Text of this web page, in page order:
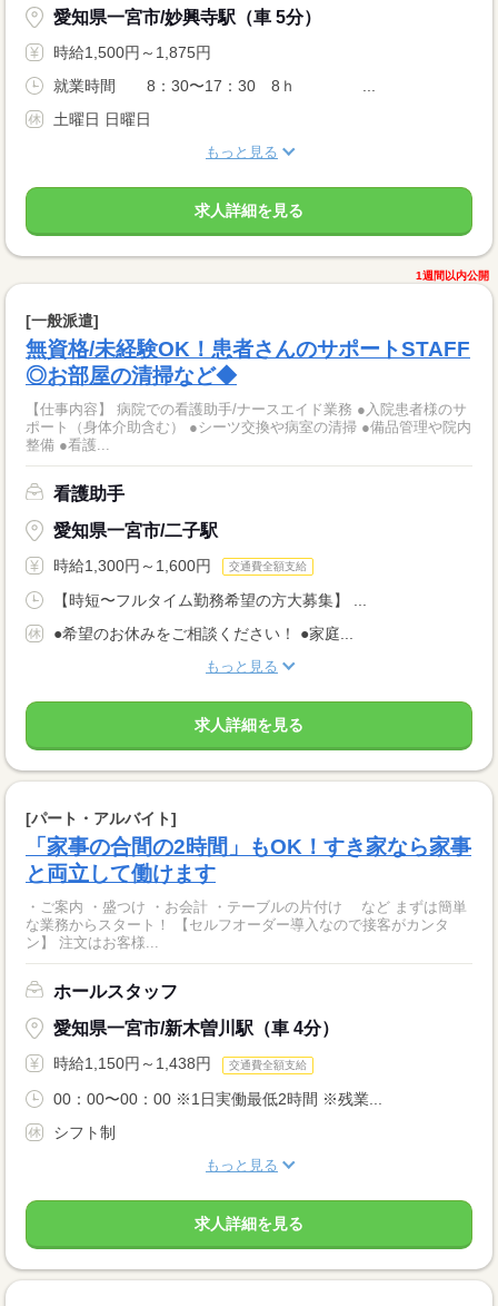
愛知県一宮市/妙興寺駅（車 5分）
時給1,500円～1,875円
就業時間 8：30〜17：30 8ｈ ...
土曜日 日曜日
もっと見る
求人詳細を見る
1週間以内公開
[一般派遣]
無資格/未経験OK！患者さんのサポートSTAFF
◎お部屋の清掃など◆
【仕事内容】 病院での看護助手/ナースエイド業務 ●入院患者様のサ
ポート（身体介助含む） ●シーツ交換や病室の清掃 ●備品管理や院内
整備 ●看護...
看護助手
愛知県一宮市/二子駅
時給1,300円～1,600円 交通費全額支給
【時短〜フルタイム勤務希望の方大募集】 ...
●希望のお休みをご相談ください！ ●家庭...
もっと見る
求人詳細を見る
[パート・アルバイト]
「家事の合間の2時間」もOK！すき家なら家事
と両立して働けます
・ご案内 ・盛つけ ・お会計 ・テーブルの片付け など まずは簡単
な業務からスタート！ 【セルフオーダー導入なので接客がカンタ
ン】 注文はお客様...
ホールスタッフ
愛知県一宮市/新木曽川駅（車 4分）
時給1,150円～1,438円 交通費全額支給
00：00〜00：00 ※1日実働最低2時間 ※残業...
シフト制
もっと見る
求人詳細を見る